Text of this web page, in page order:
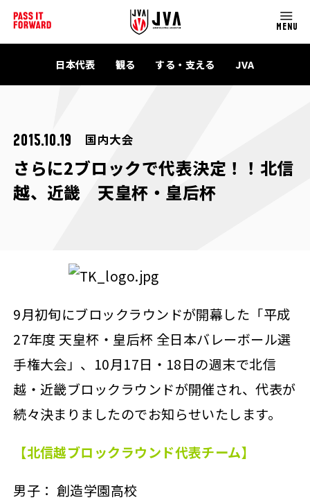
MENU
日本代表 観る する・支える JVA
2015.10.19 国内大会
さらに2ブロックで代表決定！！北信
越、近畿 天皇杯・皇后杯
9月初旬にブロックラウンドが開幕した「平成
27年度 天皇杯・皇后杯 全日本バレーボール選
手権大会」、10月17日・18日の週末で北信
越・近畿ブロックラウンドが開催され、代表が
続々決まりましたのでお知らせいたします。
【北信越ブロックラウンド代表チーム】
男子： 創造学園高校